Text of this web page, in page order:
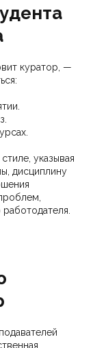
куратор, —
указывая
дисциплину